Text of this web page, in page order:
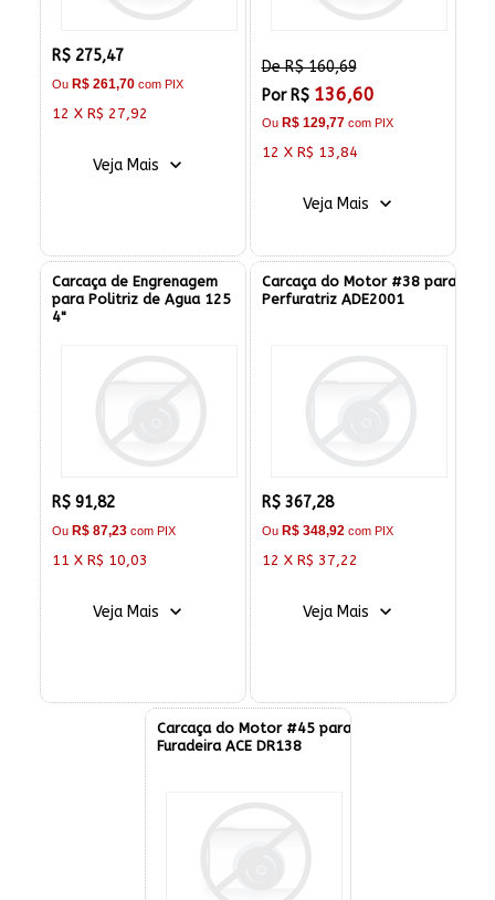
R$ 275,47
Ou R$ 261,70com PIX
12 X R$ 27,92
Veja Mais
De R$ 160,69
Por R$ 136,60
Ou R$ 129,77com PIX
12 X R$ 13,84
Veja Mais
Carcaça de Engrenagem
para Politriz de Agua 125
4"
R$ 91,82
Ou R$ 87,23com PIX
11 X R$ 10,03
Veja Mais
Carcaça do Motor #38 para
Perfuratriz ADE2001
R$ 367,28
Ou R$ 348,92 com PIX
12 X R$ 37,22
Veja Mais
Carcaça do Motor #45 para
Furadeira ACE DR138